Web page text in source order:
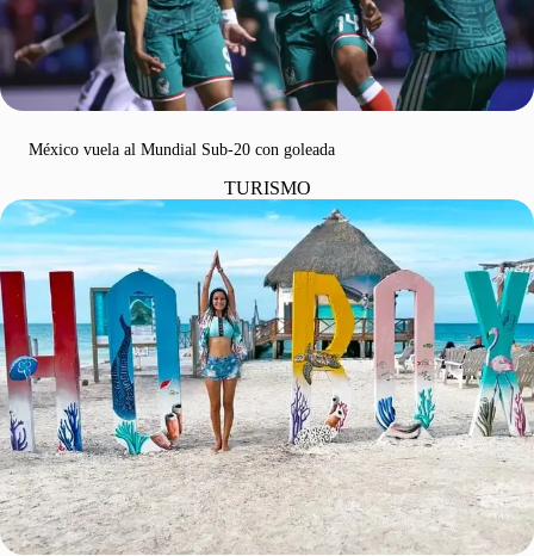
México vuela al Mundial Sub-20 con goleada
TURISMO